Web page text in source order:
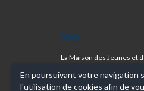
MJC
BOBY
LAPOINTE
La Maison des Jeunes et
association régie par la
sportives, artistiques et
tous âges.
En poursuivant votre navigation
l'utilisation de cookies afin de